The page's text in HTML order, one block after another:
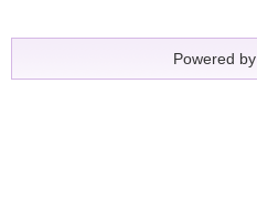
Powered by